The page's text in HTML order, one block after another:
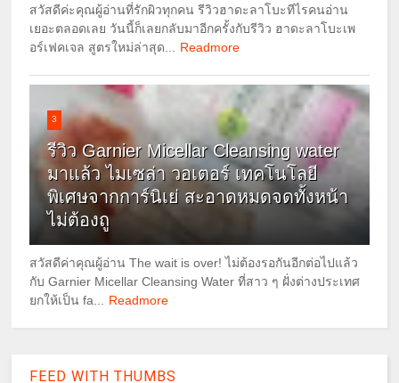
สวัสดีค่ะคุณผู้อ่านที่รักผิวทุกคน รีวิวฮาดะลาโบะทีไรคนอ่าน
เยอะตลอดเลย วันนี้ก็เลยกลับมาอีกครั้งกับรีวิว ฮาดะลาโบะเพ
อร์เฟคเจล สูตรใหม่ล่าสุด...
Readmore
3
รีวิว Garnier Micellar Cleansing water
มาแล้ว ไมเซล่า วอเตอร์ เทคโนโลยี
พิเศษจากการ์นิเย่ สะอาดหมดจดทั้งหน้า
ไม่ต้องถู
สวัสดีค่าคุณผู้อ่าน The wait is over! ไม่ต้องรอกันอีกต่อไปแล้ว
กับ Garnier Micellar Cleansing Water ที่สาว ๆ ฝั่งต่างประเทศ
ยกให้เป็น fa...
Readmore
FEED WITH THUMBS